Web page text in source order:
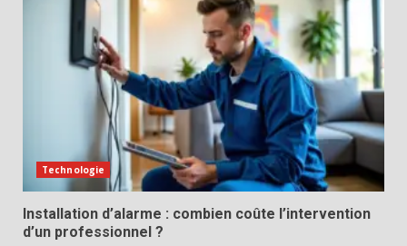
Technologie
Installation d’alarme : combien coûte l’intervention
d’un professionnel ?